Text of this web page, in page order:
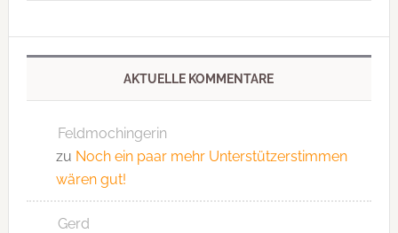
AKTUELLE KOMMENTARE
Feldmochingerin
zu Noch ein paar mehr Unterstützerstimmen
wären gut!
Gerd